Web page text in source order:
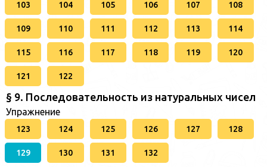
103 104 105 106 107 108
109 110 111 112 113 114
115 116 117 118 119 120
121 122
§ 9. Последовательность из натуральных чисел
Упражнение
123 124 125 126 127 128
129 130 131 132